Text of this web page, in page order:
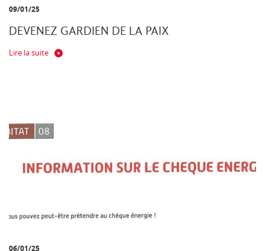
09/01/25
DEVENEZ GARDIEN DE LA PAIX
Lire la suite
06/01/25